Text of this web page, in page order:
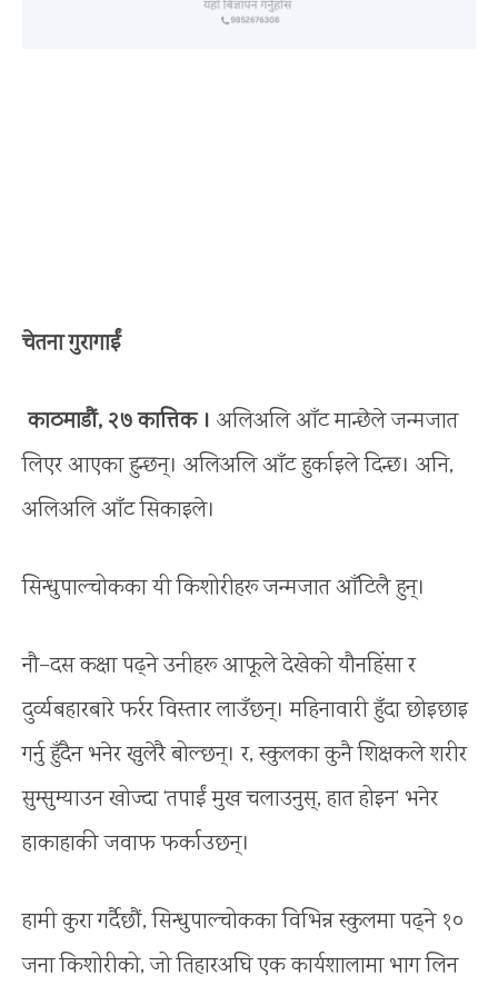
चेतना गुरागाईं
काठमाडौं, २७ कात्तिक । अलिअलि आँट मान्छेले जन्मजात
लिएर आएका हुन्छन्। अलिअलि आँट हुर्काइले दिन्छ। अनि,
अलिअलि आँट सिकाइले।
सिन्धुपाल्चोकका यी किशोरीहरू जन्मजात आँटिलै हुन्।
नौ–दस कक्षा पढ्ने उनीहरू आफूले देखेको यौनहिंसा र
दुर्व्यबहारबारे फर्रर विस्तार लाउँछन्। महिनावारी हुँदा छोइछाइ
गर्नु हुँदैन भनेर खुलेरै बोल्छन्। र, स्कुलका कुनै शिक्षकले शरीर
सुम्सुम्याउन खोज्दा ‘तपाईं मुख चलाउनुस्, हात होइन’ भनेर
हाकाहाकी जवाफ फर्काउछन्।
हामी कुरा गर्दैछौं, सिन्धुपाल्चोकका विभिन्न स्कुलमा पढ्ने १०
जना किशोरीको, जो तिहारअघि एक कार्यशालामा भाग लिन